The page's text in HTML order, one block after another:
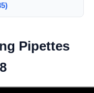
Pipettes